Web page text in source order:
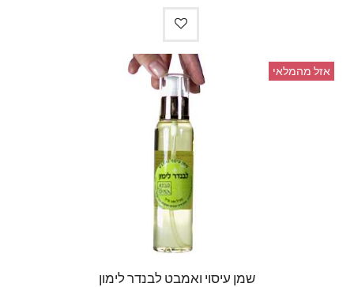
אזל מהמלאי
שמן עיסוי ואמבט לבנדר לימון